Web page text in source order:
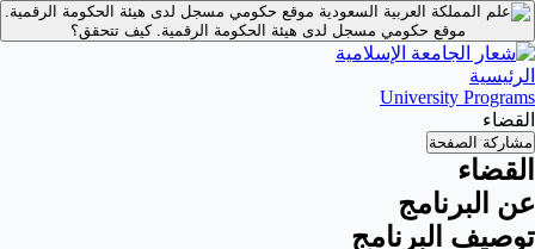
موقع حكومي مسجل لدى هيئة الحكومة الرقمية.
موقع حكومي مسجل لدى هيئة الحكومة الرقمية.كيف تتحقق؟
الرئيسية
University Programs
القضاء
مشاركة الصفحة
القضاء
عن البرنامج
توصيف البرنامج